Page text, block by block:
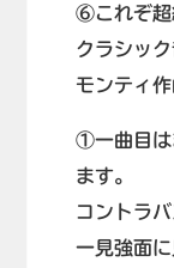
⑥これぞ超
クラシッ
モンティ
①一曲目は
ます。
コントラ
一見強面